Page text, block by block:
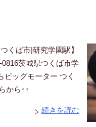
くば市|研究学園駅】
茨城県つくば市学
ビッグモーター つく
から↑↑
続きを読む